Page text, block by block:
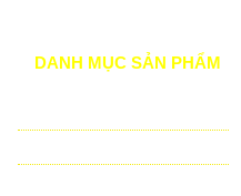
DANH MỤC SẢN PHẨM